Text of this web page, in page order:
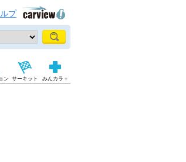
プ
ン サーキット みんカラ＋